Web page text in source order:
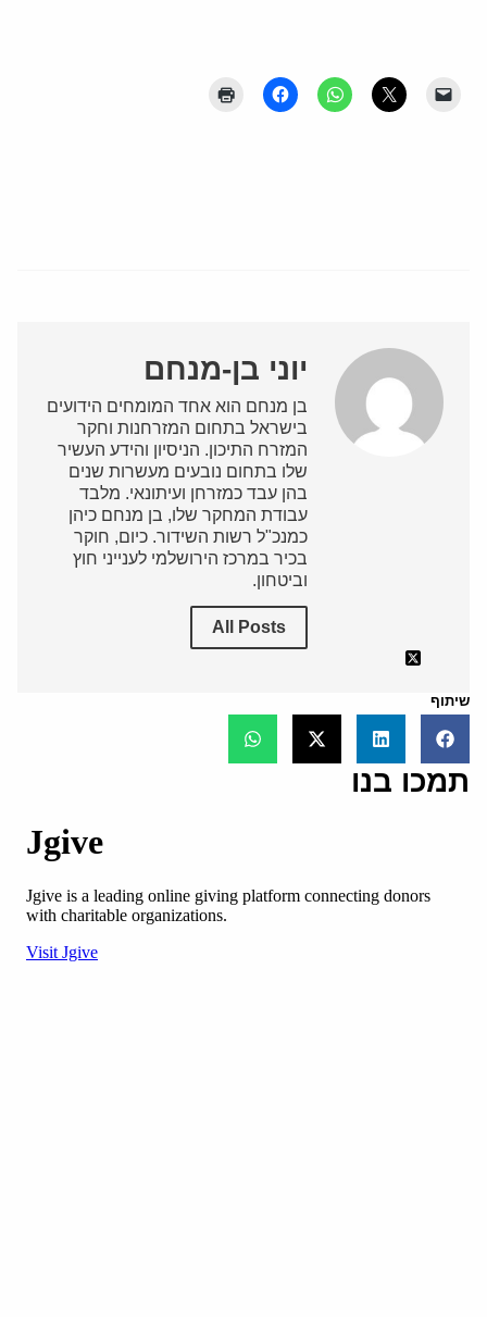
יוני בן-מנחם
בן מנחם הוא אחד המומחים הידועים
בישראל בתחום המזרחנות וחקר
המזרח התיכון. הניסיון והידע העשיר
שלו בתחום נובעים מעשרות שנים
בהן עבד כמזרחן ועיתונאי. מלבד
עבודת המחקר שלו, בן מנחם כיהן
כמנכ"ל רשות השידור. כיום, חוקר
בכיר במרכז הירושלמי לענייני חוץ
וביטחון.
All Posts
שיתוף
תמכו בנו